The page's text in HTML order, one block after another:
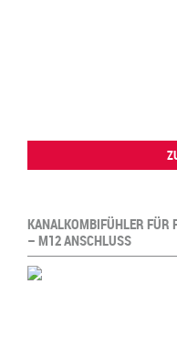
KANALKOMBIFÜHLER FÜR
– M12 ANSCHLUSS